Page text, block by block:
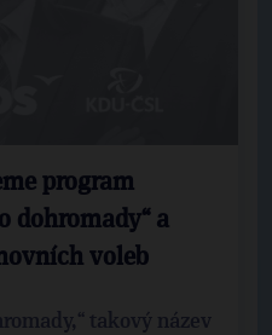
program
dohromady“ a
voleb
takový název